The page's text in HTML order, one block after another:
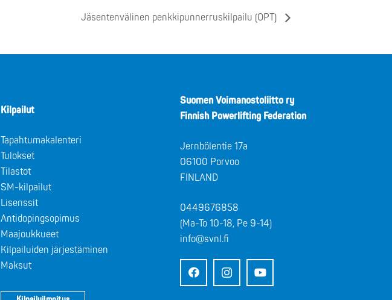
Jäsentenvälinen penkkipunnerruskilpailu (OPT)
Kilpailut
Tapahtumakalenteri
Tulokset
Tilastot
SM-kilpailut
Lisenssit
Antidopingsopimus
Maajoukkueet
Kilpailuiden järjestäminen
Maksut
Suomen Voimanostoliitto ry
Finnish Powerlifting Federation
Jernbölentie 17a
06100 Porvoo
FINLAND
0449676858
(Ma-To 10-18, Pe 9-14)
info@svnl.fi